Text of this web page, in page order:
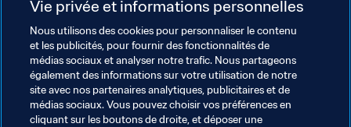
"Alexzandur" rejoint l’AS Rome
Corentin Thuillier et Nathan Gil, deux anciens de la
Grande Finale de la FeWC, se sont engagés en
faveur de la Team Vitality
Quelques grands noms de la scène eSport sont
actuellement libres de tout engagement :
Vie privée et informations personnelles
Nous utilisons des cookies pour personnaliser le contenu
et les publicités, pour fournir des fonctionnalités de
médias sociaux et analyser notre trafic. Nous partageons
également des informations sur votre utilisation de notre
site avec nos partenaires analytiques, publicitaires et de
médias sociaux. Vous pouvez choisir vos préférences en
cliquant sur les boutons de droite, et déposer une